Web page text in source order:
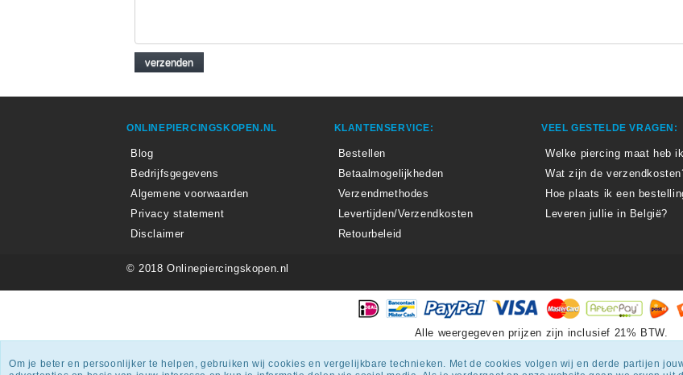
ONLINEPIERCINGSKOPEN.NL
Blog
Bedrijfsgegevens
Algemene voorwaarden
Privacy statement
Disclaimer
KLANTENSERVICE:
Bestellen
Betaalmogelijkheden
Verzendmethodes
Levertijden/Verzendkosten
Retourbeleid
VEEL GESTELDE VRAGEN:
Welke piercing maat heb
Wat zijn de
Hoe plaats ik een
Leveren jullie in België?
© 2018 Onlinepiercingskopen.nl
Alle weergegeven prijzen zijn inclusief 21% BTW.
Onlinepiercingskopen.nlkrijgt een beoordelingvan 8.3/10uit1807
Om je beter en persoonlijker te helpen, gebruiken wij cookies en vergelijkbare technieken. Met de cookies volgen wij en derde partijen